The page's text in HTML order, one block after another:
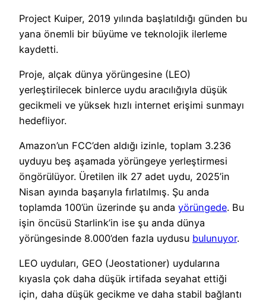
Project Kuiper, 2019 yılında başlatıldığı günden bu
yana önemli bir büyüme ve teknolojik ilerleme
kaydetti.
Proje, alçak dünya yörüngesine (LEO)
yerleştirilecek binlerce uydu aracılığıyla düşük
gecikmeli ve yüksek hızlı internet erişimi sunmayı
hedefliyor.
Amazon’un FCC’den aldığı izinle, toplam 3.236
uyduyu beş aşamada yörüngeye yerleştirmesi
öngörülüyor. Üretilen ilk 27 adet uydu, 2025’in
Nisan ayında başarıyla fırlatılmış. Şu anda
toplamda 100’ün üzerinde şu anda yörüngede. Bu
işin öncüsü Starlink’in ise şu anda dünya
yörüngesinde 8.000’den fazla uydusu bulunuyor.
LEO uyduları, GEO (Jeostationer) uydularına
kıyasla çok daha düşük irtifada seyahat ettiği
için, daha düşük gecikme ve daha stabil bağlantı